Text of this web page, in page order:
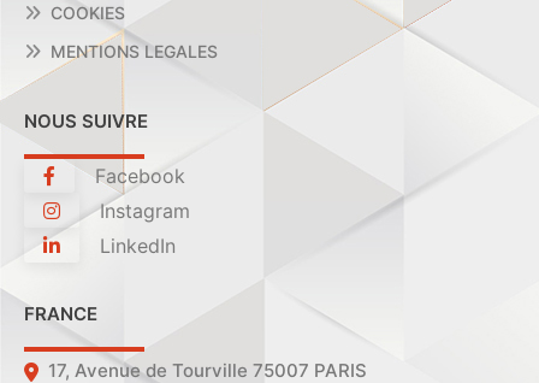
COOKIES
MENTIONS LEGALES
NOUS SUIVRE
Facebook
Instagram
LinkedIn
FRANCE
17, Avenue de Tourville 75007 PARIS